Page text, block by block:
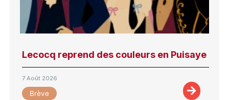
Lecocq reprend des couleurs en Puisaye
7 Août 2026
Brève